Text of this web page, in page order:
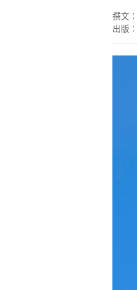
撰文：
出版：